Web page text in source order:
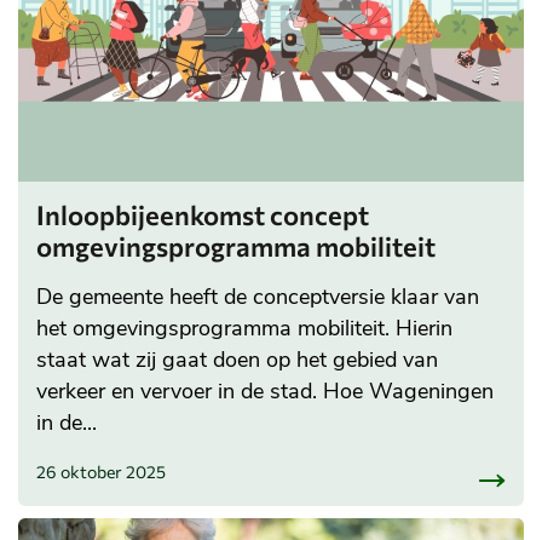
Inloopbijeenkomst concept
omgevingsprogramma mobiliteit
De gemeente heeft de conceptversie klaar van
het omgevingsprogramma mobiliteit. Hierin
staat wat zij gaat doen op het gebied van
verkeer en vervoer in de stad. Hoe Wageningen
in de...
26 oktober 2025